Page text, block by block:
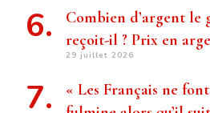
Combien d’argent le
reçoit-il ? Prix ​​en
29 juillet 2026
« Les Français ne